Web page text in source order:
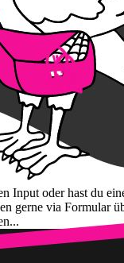
Input oder hast du
gerne via Formular